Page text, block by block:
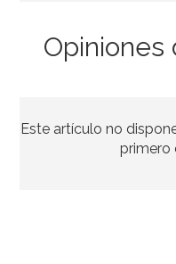
Opiniones
Este artículo no
primero